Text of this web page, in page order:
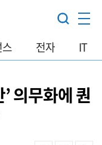
전자 IT
의무화에 퀀